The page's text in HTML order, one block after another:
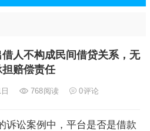
人不构成民间借贷关系，无
担赔偿责任
768阅读 0评论
诉讼案例中，平台是否是借款